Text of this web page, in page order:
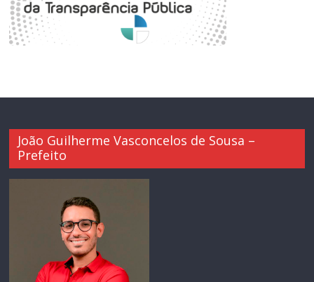
João Guilherme Vasconcelos de Sousa –
Prefeito